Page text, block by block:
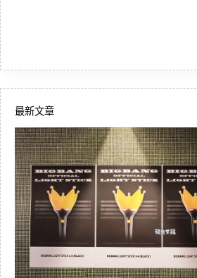
最新文章